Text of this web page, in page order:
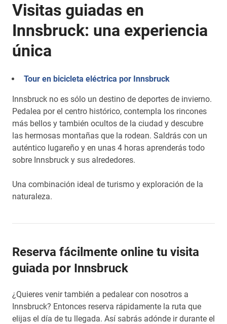
Visitas guiadas en
Innsbruck: una experiencia
única
Tour en bicicleta eléctrica por Innsbruck
Innsbruck no es sólo un destino de deportes de invierno.
Pedalea por el centro histórico, contempla los rincones
más bellos y también ocultos de la ciudad y descubre
las hermosas montañas que la rodean. Saldrás con un
auténtico lugareño y en unas 4 horas aprenderás todo
sobre Innsbruck y sus alrededores.
Una combinación ideal de turismo y exploración de la
naturaleza.
Reserva fácilmente online tu visita
guiada por Innsbruck
¿Quieres venir también a pedalear con nosotros a
Innsbruck? Entonces reserva rápidamente la ruta que
elijas el día de tu llegada. Así sabrás adónde ir durante el